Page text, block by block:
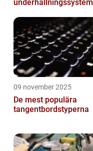
underhållningssystem
09 november 2025
De mest populära
tangentbordstyperna